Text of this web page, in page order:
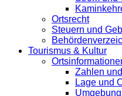
Ortsrecht
Steuern und
Tourismus & Kultur
Zahlen
Lage und